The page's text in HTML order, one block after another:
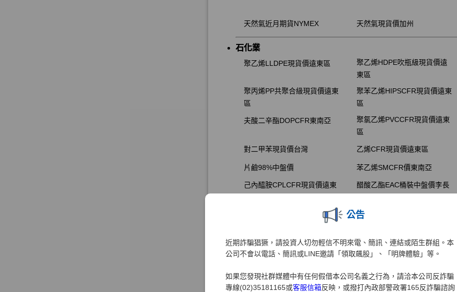
公告
近期詐騙猖獗，請投資人切勿輕信不明來電、簡訊、連結或陌生群組。本
公司不會以電話、簡訊或LINE邀請「領取飆股」、「明牌體驗」等。
如果您發現社群媒體中有任何假借本公司名義之行為，請洽本公司反詐騙
專線(02)35181165或客服信箱反映，或撥打內政部警政署165反詐騙諮詢